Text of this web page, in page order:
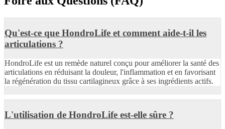
Qu'est-ce que HondroLife et comment aide-t-il les
articulations ?
HondroLife est un remède naturel conçu pour améliorer la santé des
articulations en réduisant la douleur, l'inflammation et en favorisant
la régénération du tissu cartilagineux grâce à ses ingrédients actifs.
L'utilisation de HondroLife est-elle sûre ?